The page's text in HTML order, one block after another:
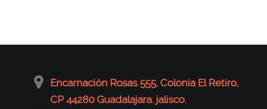
Encarnación Rosas 555, Colonia El Retiro,
CP 44280 Guadalajara. jalisco.